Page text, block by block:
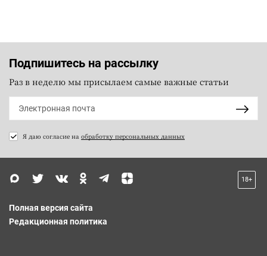
Подпишитесь на рассылку
Раз в неделю мы присылаем самые важные статьи
Я даю согласие на обработку персональных данных
18+
Полная версия сайта
Редакционная политика